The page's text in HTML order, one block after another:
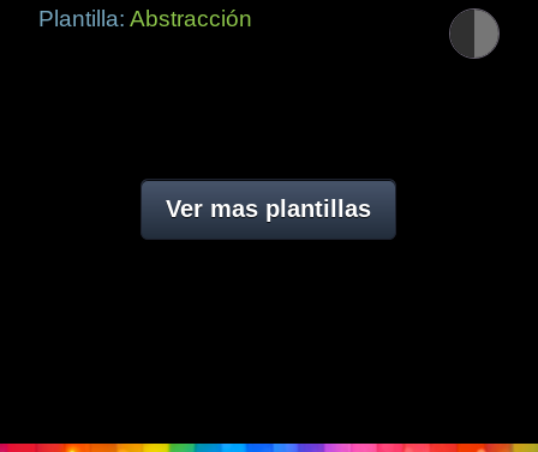
Plantilla:Abstracción
Ver mas plantillas